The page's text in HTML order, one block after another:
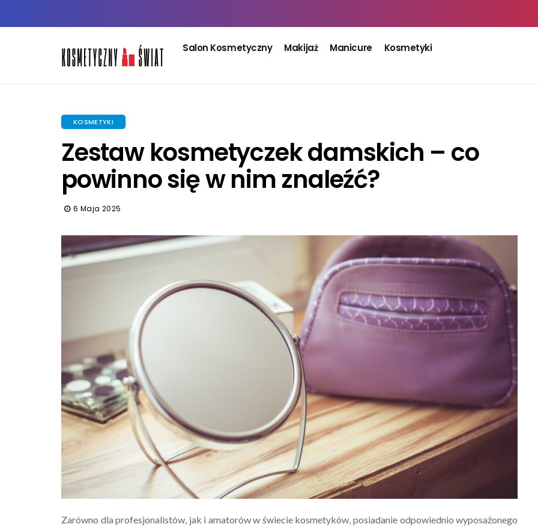
Salon Kosmetyczny Makijaż Manicure Kosmetyki
KOSMETYKI
Zestaw kosmetyczek damskich – co
powinno się w nim znaleźć?
6 Maja 2025
Zarówno dla profesjonalistów, jak i amatorów w świecie kosmetyków, posiadanie odpowiednio wyposażonego